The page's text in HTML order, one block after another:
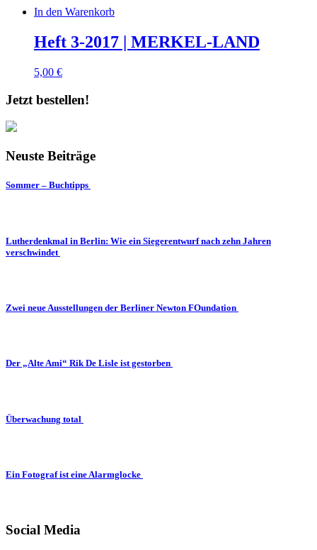
In den Warenkorb
Heft 3-2017 | MERKEL-LAND
5,00 €
Jetzt bestellen!
Neuste Beiträge
Sommer – Buchtipps
Lutherdenkmal in Berlin: Wie ein Siegerentwurf nach zehn Jahren
verschwindet
Zwei neue Ausstellungen der Berliner Newton FOundation
Der „Alte Ami“ Rik De Lisle ist gestorben
Überwachung total
Ein Fotograf ist eine Alarmglocke
Social Media